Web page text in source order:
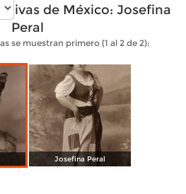
de México: Josefina
Peral
se muestran primero (1 al 2 de 2):
Josefina Peral